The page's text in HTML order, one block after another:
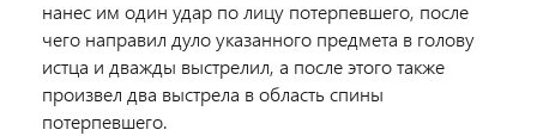
нанес им один удар по лицу потерпевшего, после
чего направил дуло указанного предмета в голову
истца и дважды выстрелил, а после этого также
произвел два выстрела в область спины
потерпевшего.